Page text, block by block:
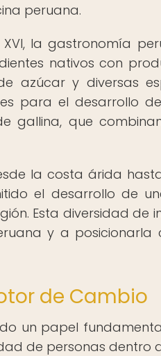
peruana.
la gastronomía
nativos con
azúcar y diversas
para el desarrollo
que
la costa árida
el desarrollo de
Esta diversidad de
y a
de Cambio
un papel
de personas dentro